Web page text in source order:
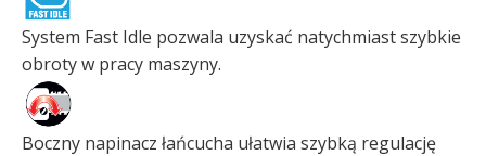
System Fast Idle pozwala uzyskać natychmiast szybkie
obroty w pracy maszyny.
Boczny napinacz łańcucha ułatwia szybką regulację